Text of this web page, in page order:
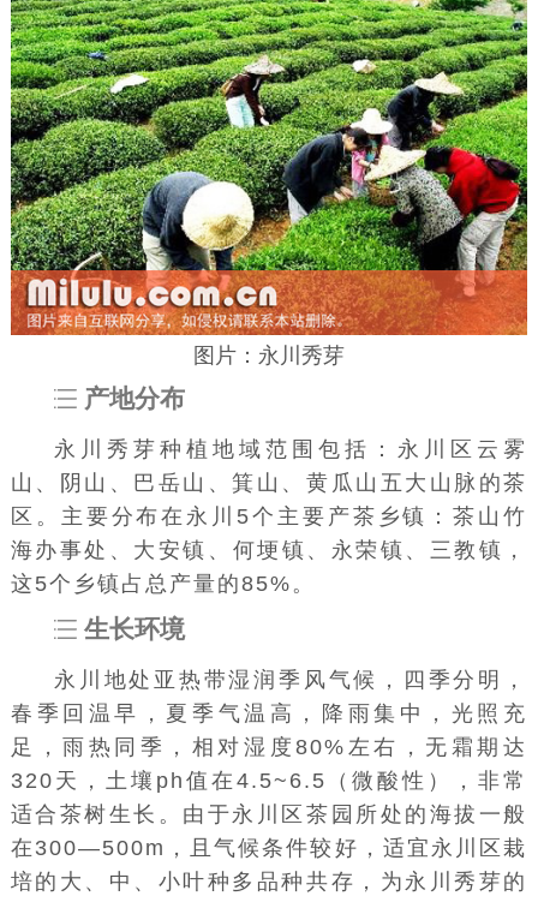
图片：永川秀芽
产地分布
永川秀芽种植地域范围包括：永川区云雾
山、阴山、巴岳山、箕山、黄瓜山五大山脉的茶
区。主要分布在永川5个主要产茶乡镇：茶山竹
海办事处、 大安镇 、 何埂镇 、 永荣镇 、 三教镇 ，
这5个乡镇占总产量的85%。
生长环境
永川地处 亚热带湿润季风气候 ，四季分明，
春季回温早，夏季气温高，降雨集中，光照充
足，雨热同季，相对湿度80%左右，无霜期达
320天，土壤 ph值 在4.5~6.5（微酸性），非常
适合茶树生长。由于永川区茶园所处的海拔一般
在300—500m，且气候条件较好，适宜永川区栽
培的大、中、小叶种多品种共存，为永川秀芽的